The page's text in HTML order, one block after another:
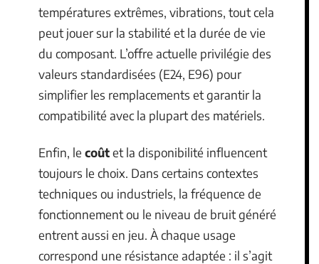
températures extrêmes, vibrations, tout cela
peut jouer sur la stabilité et la durée de vie
du composant. L’offre actuelle privilégie des
valeurs standardisées (E24, E96) pour
simplifier les remplacements et garantir la
compatibilité avec la plupart des matériels.
Enfin, le coûtet la disponibilité influencent
toujours le choix. Dans certains contextes
techniques ou industriels, la fréquence de
fonctionnement ou le niveau de bruit généré
entrent aussi en jeu. À chaque usage
correspond une résistance adaptée : il s’agit